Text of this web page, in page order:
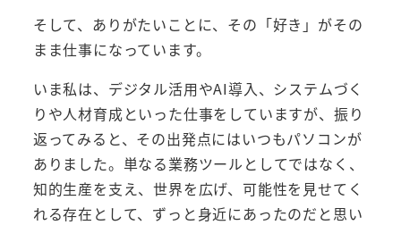
そして、ありがたいことに、その「好き」がその
まま仕事になっています。
いま私は、デジタル活用やAI導入、システムづく
りや人材育成といった仕事をしていますが、振り
返ってみると、その出発点にはいつもパソコンが
ありました。単なる業務ツールとしてではなく、
知的生産を支え、世界を広げ、可能性を見せてく
れる存在として、ずっと身近にあったのだと思い